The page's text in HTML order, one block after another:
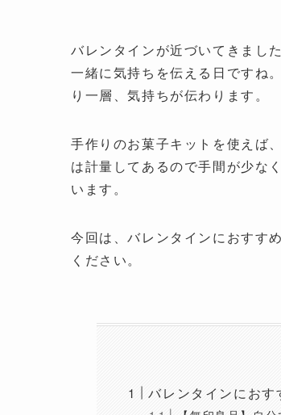
バレンタインが近づいてきま
一緒に気持ちを伝える日ですね
り一層、気持ちが伝わります。
手作りのお菓子キットを使えば
は計量してあるので手間が少な
います。
今回は、バレンタインにおすす
ください。
バレンタインにお